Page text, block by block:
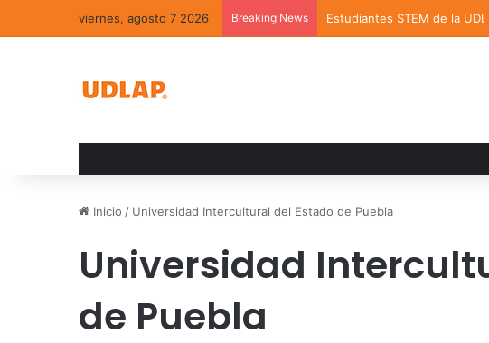
viernes, agosto 7 2026 Breaking News Estudiantes STEM de la
Inicio / Universidad Intercultural del Estado de Puebla
Universidad
de Puebla